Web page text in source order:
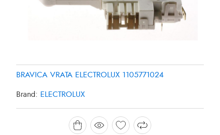
BRAVICA VRATA ELECTROLUX 1105771024
Brand: ELECTROLUX